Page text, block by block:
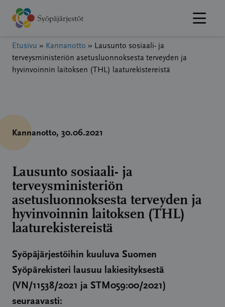
Hyppää
sisältöön
Etusivu » Kannanotto » Lausunto sosiaali- ja
terveysministeriön asetusluonnoksesta terveyden ja
hyvinvoinnin laitoksen (THL) laaturekistereistä
Kannanotto, 30.06.2021
Lausunto sosiaali- ja
terveysministeriön
asetusluonnoksesta terveyden ja
hyvinvoinnin laitoksen (THL)
laaturekistereistä
Syöpäjärjestöihin kuuluva Suomen
Syöpärekisteri lausuu lakiesityksestä
(VN/11538/2021 ja STM059:00/2021)
seuraavasti: